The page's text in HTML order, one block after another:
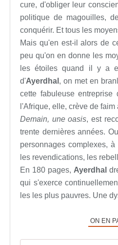
cure, d'obliger leur
politique de magouilles,
conquérir. Et tous les
Mais qu'en est-il alors de
peu qu'on en donne les
les étoiles quand il y a
d'Ayerdhal , on met en
cette fabuleuse
l'Afrique, elle, crève de
Demain, une oasis, est
trente dernières années.
personnages complexes,
les revendications, les
En 180 pages, Ayerdhal
qui s'exerce
les les plus pauvres. Une
ON EN